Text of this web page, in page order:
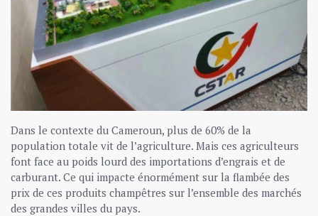
Dans le contexte du Cameroun, plus de 60% de la
population totale vit de l’agriculture. Mais ces agriculteurs
font face au poids lourd des importations d’engrais et de
carburant. Ce qui impacte énormément sur la flambée des
prix de ces produits champêtres sur l’ensemble des marchés
des grandes villes du pays.